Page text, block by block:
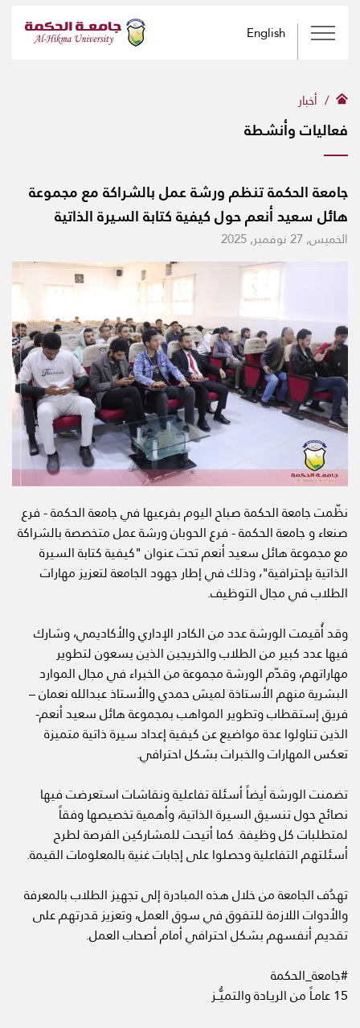
English
أخبار
فعاليات وأنشطة
جامعة الحكمة تنظم ورشة عمل بالشراكة مع مجموعة
هائل سعيد أنعم حول كيفية كتابة السيرة الذاتية
الخميس, 27 نوفمبر, 2025
نظّمت جامعة الحكمة صباح اليوم بفرعيها في جامعة الحكمة - فرع
صنعاء و جامعة الحكمة - فرع الحوبان ورشة عمل متخصصة بالشراكة
مع مجموعة هائل سعيد أنعم تحت عنوان "كيفية كتابة السيرة
الذاتية بإحترافية"، وذلك في إطار جهود الجامعة لتعزيز مهارات
الطلاب في مجال التوظيف.
وقد أُقيمت الورشة عدد من الكادر الإداري والأكاديمي، وشارك
فيها عدد كبير من الطلاب والخريجين الذين يسعون لتطوير
مهاراتهم، وقدّم الورشة مجموعة من الخبراء في مجال الموارد
البشرية منهم الأستاذة لميش حمدي والأستاذ عبدالله نعمان –
فريق إستقطاب وتطوير المواهب بمجموعة هائل سعيد أنعم-
الذين تناولوا عدة مواضيع عن كيفية إعداد سيرة ذاتية متميزة
تعكس المهارات والخبرات بشكل احترافي.
تضمنت الورشة أيضاً أسئلة تفاعلية ونقاشات استعرضت فيها
نصائح حول تنسيق السيرة الذاتية، وأهمية تخصيصها وفقاً
لمتطلبات كل وظيفة. كما أتيحت للمشاركين الفرصة لطرح
أسئلتهم التفاعلية وحصلوا على إجابات غنية بالمعلومات القيمة.
تهدُف الجامعة من خلال هذه المبادرة إلى تجهيز الطلاب بالمعرفة
والأدوات اللازمة للتفوق في سوق العمل، وتعزيز قدرتهم على
تقديم أنفسهم بشكل احترافي أمام أصحاب العمل.
#جامعة_الحكمة
15 عامـاً من الريـادة والتميُّــز